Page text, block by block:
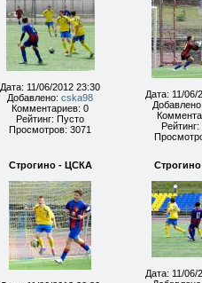
Дата: 11/06/2012 23:30
Добавлено: cska98
Комментариев: 0
Рейтинг: Пусто
Просмотров: 3071
Дата: 11/06/
Строгино - ЦСКА
Дата: 11/06/